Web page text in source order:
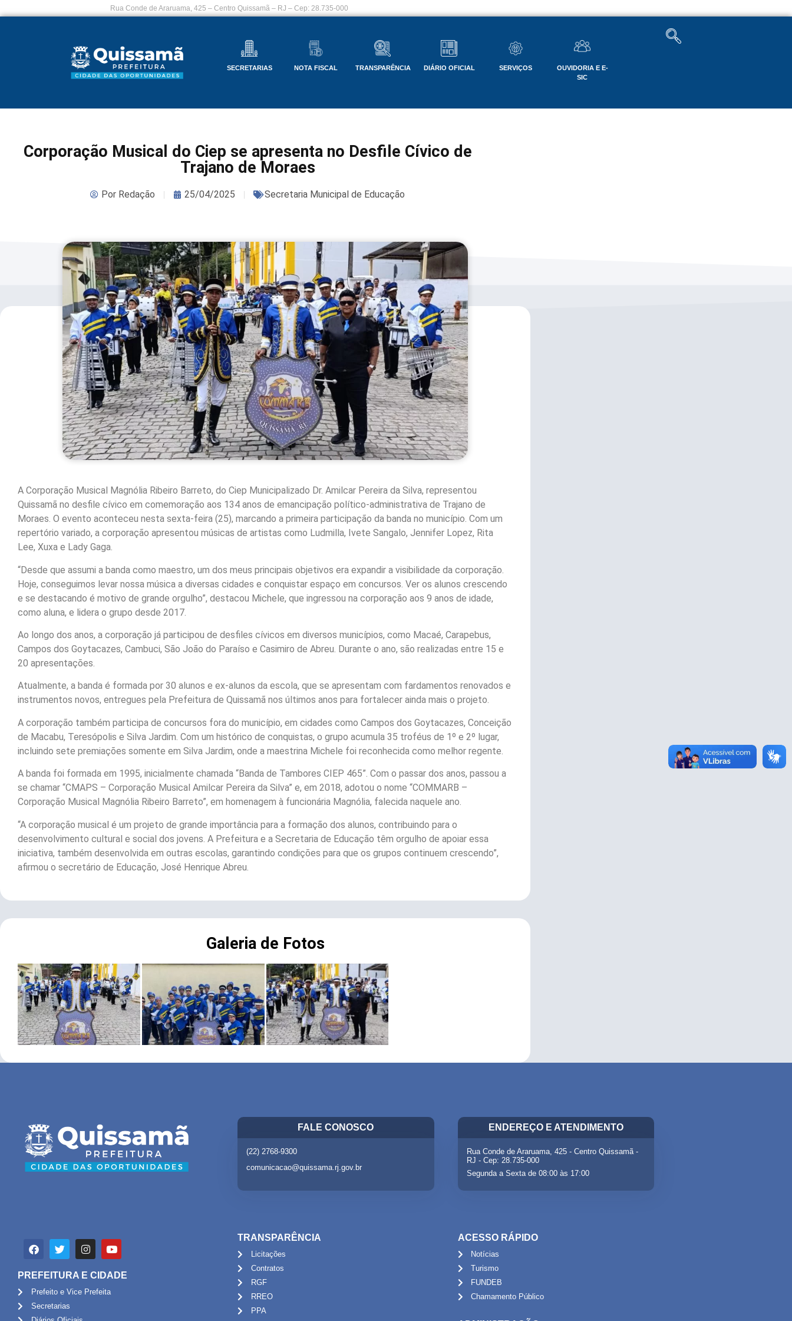
Rua Conde de Araruama, 425 – Centro Quissamã – RJ – Cep: 28.735-000
SECRETARIAS NOTA FISCAL TRANSPARÊNCIA DIÁRIO OFICIAL SERVIÇOS
OUVIDORIA E E-
SIC
Corporação Musical do Ciep se apresenta no Desfile Cívico de
Trajano de Moraes
Por Redação 25/04/2025 Secretaria Municipal de Educação
A Corporação Musical Magnólia Ribeiro Barreto, do Ciep Municipalizado Dr. Amilcar Pereira da Silva, representou
Quissamã no desfile cívico em comemoração aos 134 anos de emancipação político-administrativa de Trajano de
Moraes. O evento aconteceu nesta sexta-feira (25), marcando a primeira participação da banda no município. Com um
repertório variado, a corporação apresentou músicas de artistas como Ludmilla, Ivete Sangalo, Jennifer Lopez, Rita
Lee, Xuxa e Lady Gaga.
“Desde que assumi a banda como maestro, um dos meus principais objetivos era expandir a visibilidade da corporação.
Hoje, conseguimos levar nossa música a diversas cidades e conquistar espaço em concursos. Ver os alunos crescendo
e se destacando é motivo de grande orgulho”, destacou Michele, que ingressou na corporação aos 9 anos de idade,
como aluna, e lidera o grupo desde 2017.
Ao longo dos anos, a corporação já participou de desfiles cívicos em diversos municípios, como Macaé, Carapebus,
Campos dos Goytacazes, Cambuci, São João do Paraíso e Casimiro de Abreu. Durante o ano, são realizadas entre 15 e
20 apresentações.
Atualmente, a banda é formada por 30 alunos e ex-alunos da escola, que se apresentam com fardamentos renovados e
instrumentos novos, entregues pela Prefeitura de Quissamã nos últimos anos para fortalecer ainda mais o projeto.
A corporação também participa de concursos fora do município, em cidades como Campos dos Goytacazes, Conceição
de Macabu, Teresópolis e Silva Jardim. Com um histórico de conquistas, o grupo acumula 35 troféus de 1º e 2º lugar,
incluindo sete premiações somente em Silva Jardim, onde a maestrina Michele foi reconhecida como melhor regente.
A banda foi formada em 1995, inicialmente chamada “Banda de Tambores CIEP 465”. Com o passar dos anos, passou a
se chamar “CMAPS – Corporação Musical Amilcar Pereira da Silva” e, em 2018, adotou o nome “COMMARB –
Corporação Musical Magnólia Ribeiro Barreto”, em homenagem à funcionária Magnólia, falecida naquele ano.
“A corporação musical é um projeto de grande importância para a formação dos alunos, contribuindo para o
desenvolvimento cultural e social dos jovens. A Prefeitura e a Secretaria de Educação têm orgulho de apoiar essa
iniciativa, também desenvolvida em outras escolas, garantindo condições para que os grupos continuem crescendo”,
afirmou o secretário de Educação, José Henrique Abreu.
Galeria de Fotos
FALE CONOSCO
(22) 2768-9300
comunicacao@quissama.rj.gov.br
ENDEREÇO E ATENDIMENTO
Rua Conde de Araruama, 425 - Centro Quissamã -
RJ - Cep: 28.735-000
Segunda a Sexta de 08:00 às 17:00
PREFEITURA E CIDADE
Prefeito e Vice Prefeita
Secretarias
TRANSPARÊNCIA
Licitações
Contratos
RGF
RREO
PPA
ACESSO RÁPIDO
Notícias
Turismo
FUNDEB
Chamamento Público